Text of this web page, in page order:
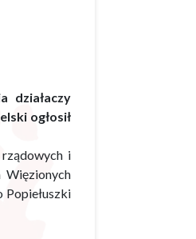
działaczy
ogłosił
rządowych i
Więzionych
Popiełuszki